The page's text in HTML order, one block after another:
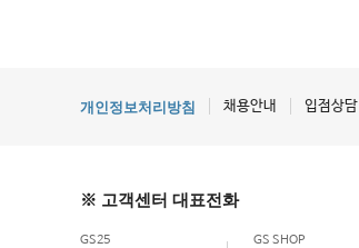
개인정보처리방침 채용안내 입점상담
※ 고객센터 대표전화
GS25 GS SHOP